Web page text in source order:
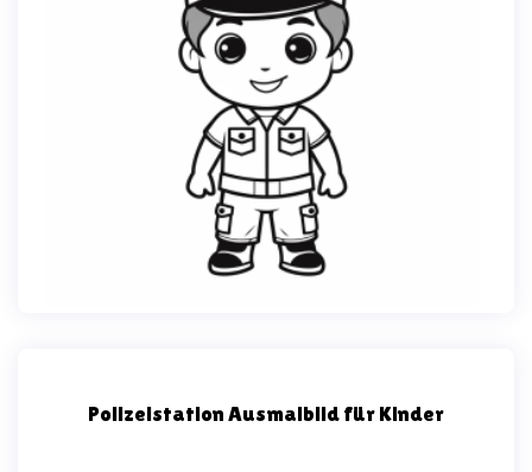
Polizeistation Ausmalbild für Kinder